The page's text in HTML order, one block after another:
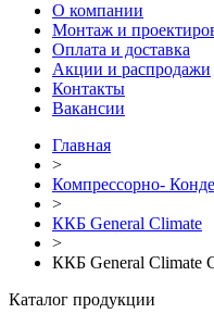
О компании
Монтаж и
Оплата и доставка
Акции и распродажи
Контакты
Вакансии
Главная
>
Компрессорно-
>
ККБ General Climate
>
ККБ General Climate
Каталог продукции